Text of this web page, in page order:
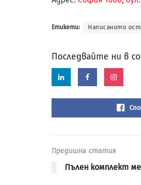
Етикети: Написаното
Последвайте ни в
Предишна статия
Пълен комплект